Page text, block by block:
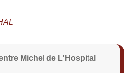
Michel de L'Hospital